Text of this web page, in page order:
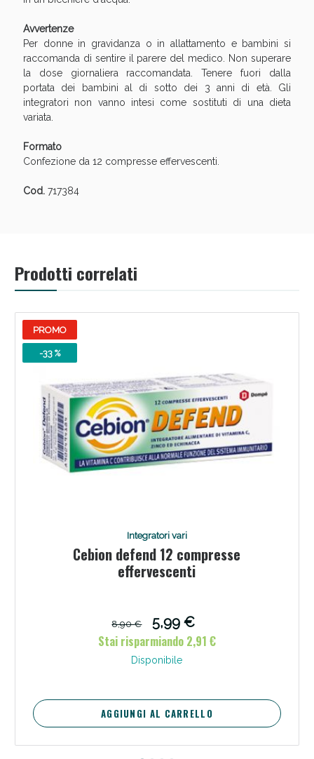
Avvertenze
Per donne in gravidanza o in allattamento e bambini si
raccomanda di sentire il parere del medico. Non superare
la dose giornaliera raccomandata. Tenere fuori dalla
portata dei bambini al di sotto dei 3 anni di età. Gli
integratori non vanno intesi come sostituti di una dieta
variata.
Formato
Confezione da 12 compresse effervescenti.
Cod.717384
Prodotti correlati
PROMO
-33 %
Integratori vari
Cebion defend 12 compresse
effervescenti
8,90 €
5,99 €
Stai risparmiando 2,91 €
Disponibile
AGGIUNGI AL CARRELLO